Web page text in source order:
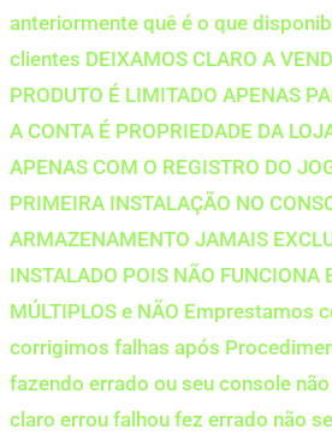
anteriormente quê é o que
clientes DEIXAMOS CLARO A
PRODUTO É LIMITADO APENAS
A CONTA É PROPRIEDADE DA
APENAS COM O REGISTRO DO
PRIMEIRA INSTALAÇÃO NO
ARMAZENAMENTO JAMAIS
INSTALADO POIS NÃO
MÚLTIPLOS e NÃO Emprestamos
corrigimos falhas após
fazendo errado ou seu console
claro errou falhou fez errado não